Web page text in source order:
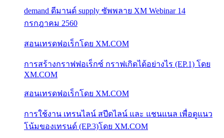
demand ดีมานด์ supply ซัพพลาย XM Webinar 14
กรกฎาคม 2560
สอนเทรดฟอเร็กโดย XM.COM
การสร้างกราฟฟอเร็กซ์ กราฟเกิดได้อย่างไร (EP.1) โดย
XM.COM
สอนเทรดฟอเร็กโดย XM.COM
การใช้งาน เทรนไลน์ สปีดไลน์ และ แชนแนล เพื่อดูแนว
โน้มของเทรนด์ (EP.3)โดย XM.COM